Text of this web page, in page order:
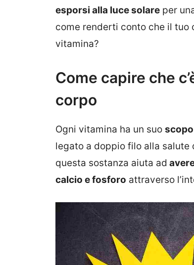
esporsi alla luce solare per
come renderti conto che il
vitamina?
Come capire che
corpo
Ogni vitamina ha un suo
legato a doppio filo alla salute
questa sostanza aiuta ad
calcio e fosforo attraverso